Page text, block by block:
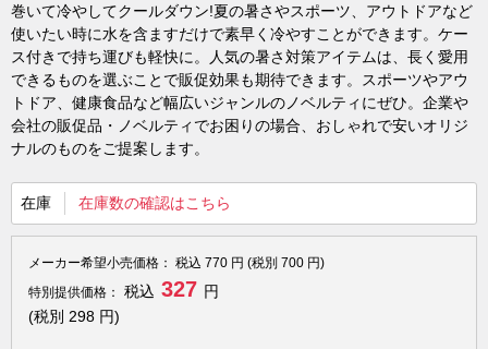
巻いて冷やしてクールダウン!夏の暑さやスポーツ、アウトドアなど
使いたい時に水を含ますだけで素早く冷やすことができます。ケー
ス付きで持ち運びも軽快に。人気の暑さ対策アイテムは、長く愛用
できるものを選ぶことで販促効果も期待できます。スポーツやアウ
トドア、健康食品など幅広いジャンルのノベルティにぜひ。企業や
会社の販促品・ノベルティでお困りの場合、おしゃれで安いオリジ
ナルのものをご提案します。
在庫 在庫数の確認はこちら
メーカー希望小売価格： 税込 770 円 (税別 700 円)
特別提供価格：
税込 327 円
(税別 298 円)